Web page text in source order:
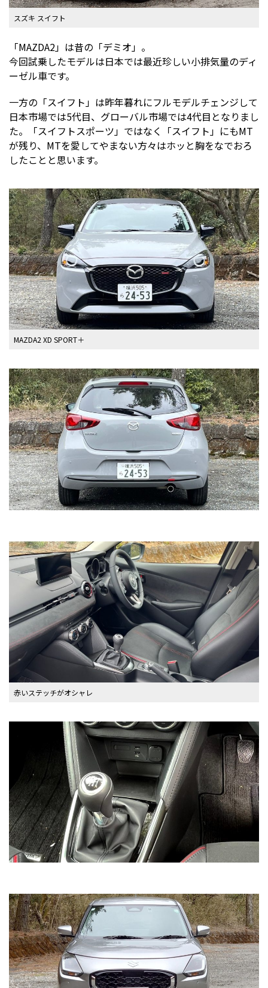
スズキ スイフト
「MAZDA2」は昔の「デミオ」。
今回試乗したモデルは日本では最近珍しい小排気量のディ
ーゼル車です。
一方の「スイフト」は昨年暮れにフルモデルチェンジして
日本市場では5代目、グローバル市場では4代目となりまし
た。「スイフトスポーツ」ではなく「スイフト」にもMT
が残り、MTを愛してやまない方々はホッと胸をなでおろ
したことと思います。
MAZDA2 XD SPORT＋
赤いステッチがオシャレ